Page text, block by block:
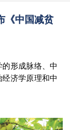
《中国减贫
的形成脉络、中
济学原理和中